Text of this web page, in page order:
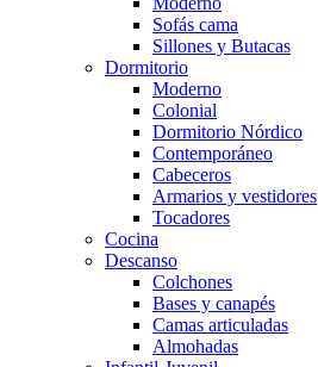
Sofás cama
Sillones y Butacas
Dormitorio
Moderno
Colonial
Dormitorio Nórdico
Contemporáneo
Cabeceros
Armarios y vestidores
Tocadores
Cocina
Descanso
Colchones
Bases y canapés
Camas articuladas
Almohadas